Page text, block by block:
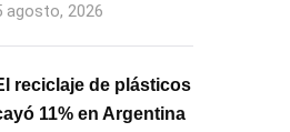
agosto, 2026
reciclaje de plásticos
11% en Argentina